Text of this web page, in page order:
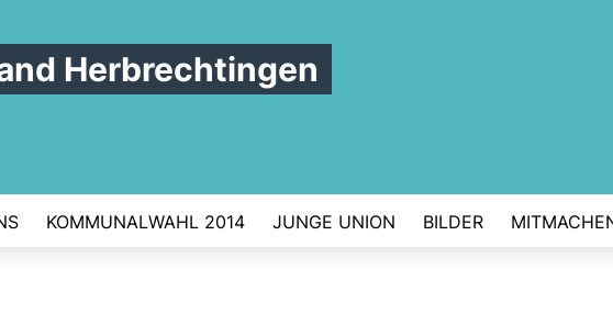
Herbrechtingen
KOMMUNALWAHL 2014 JUNGE UNION BILDER